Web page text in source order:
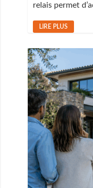
relais permet
LIRE PLUS